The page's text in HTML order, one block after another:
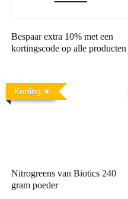
Bespaar extra 10% met een
kortingscode op alle producten
Korting
Nitrogreens van Biotics 240
gram poeder